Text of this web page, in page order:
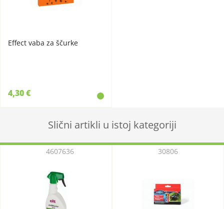
Effect vaba za ščurke
4,30 €
Slični artikli u istoj kategoriji
4607636 30806